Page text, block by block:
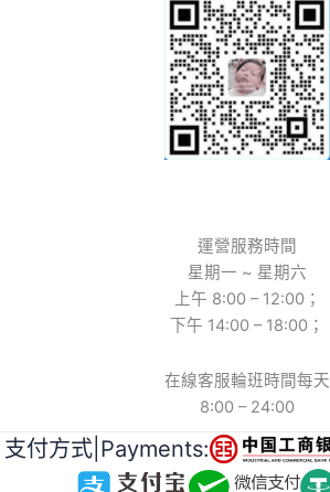
運營服務時間
星期一 ~ 星期六
上午 8:00 – 12:00；
下午 14:00 – 18:00；
在線客服輪班時間每天
8:00 – 24:00
支付方式|Payments: